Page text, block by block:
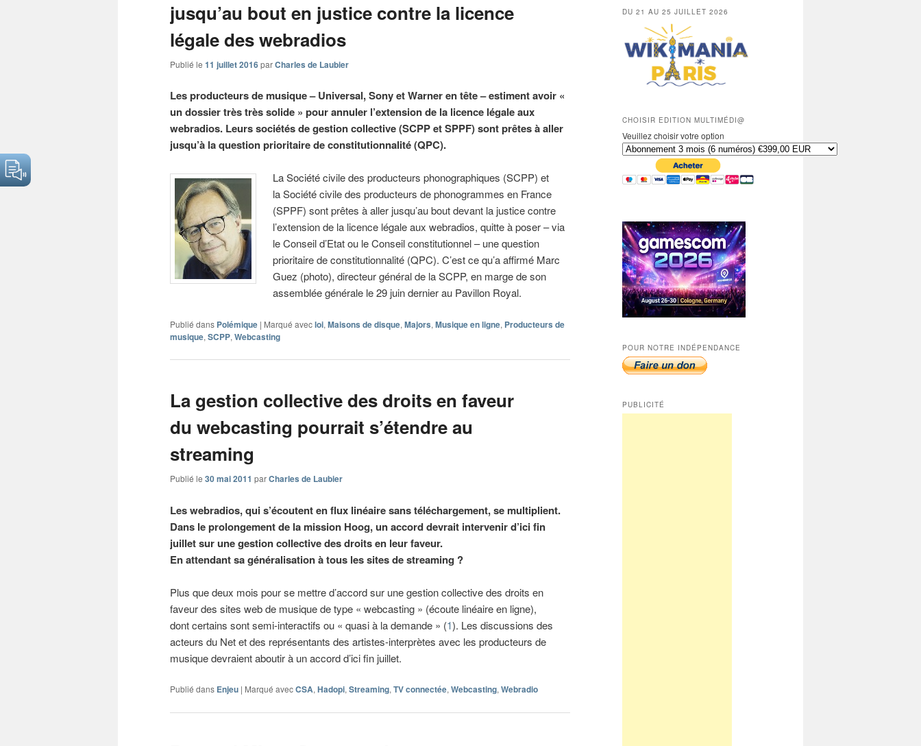
jusqu’au bout en justice contre la licence
légale des webradios
Publié le 11 juillet 2016parCharles de Laubier
Les producteurs de musique – Universal, Sony et Warner en tête – estiment avoir «
un dossier très très solide » pour annuler l’extension de la licence légale aux
webradios. Leurs sociétés de gestion collective (SCPP et SPPF) sont prêtes à aller
jusqu’à la question prioritaire de constitutionnalité (QPC).
La Société civile des producteurs phonographiques (SCPP) et
la Société civile des producteurs de phonogrammes en France
(SPPF) sont prêtes à aller jusqu’au bout devant la justice contre
l’extension de la licence légale aux webradios, quitte à poser – via
le Conseil d’Etat ou le Conseil constitutionnel – une question
prioritaire de constitutionnalité (QPC). C’est ce qu’a affirmé Marc
Guez (photo), directeur général de la SCPP, en marge de son
assemblée générale le 29 juin dernier au Pavillon Royal.
Publié dans Polémique | Marqué avecloi, Maisons de disque, Majors, Musique en ligne, Producteurs de
musique, SCPP, Webcasting
La gestion collective des droits en faveur
du webcasting pourrait s’étendre au
streaming
Publié le 30 mai 2011 parCharles de Laubier
Les webradios, qui s’écoutent en flux linéaire sans téléchargement, se multiplient.
Dans le prolongement de la mission Hoog, un accord devrait intervenir d’ici fin
juillet sur une gestion collective des droits en leur faveur.
En attendant sa généralisation à tous les sites de streaming ?
Plus que deux mois pour se mettre d’accord sur une gestion collective des droits en
faveur des sites web de musique de type « webcasting » (écoute linéaire en ligne),
dont certains sont semi-interactifs ou « quasi à la demande » (1). Les discussions des
acteurs du Net et des représentants des artistes-interprètes avec les producteurs de
musique devraient aboutir à un accord d’ici fin juillet.
Publié dans Enjeu | Marqué avecCSA, Hadopi, Streaming, TV connectée, Webcasting, Webradio
DU 21 AU 25 JUILLET 2026
CHOISIR EDITION MULTIMÉDI@
Veuillez choisir votre option
POUR NOTRE INDÉPENDANCE
PUBLICITÉ